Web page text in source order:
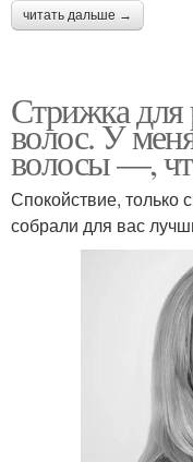
читать дальше →
Стрижка для
волос. У
волосы —,
Спокойствие, только
собрали для вас